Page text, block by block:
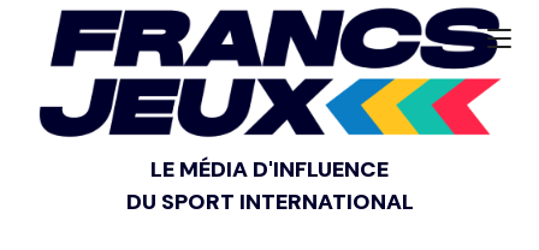
LE MÉDIA D'INFLUENCE
DU SPORT INTERNATIONAL